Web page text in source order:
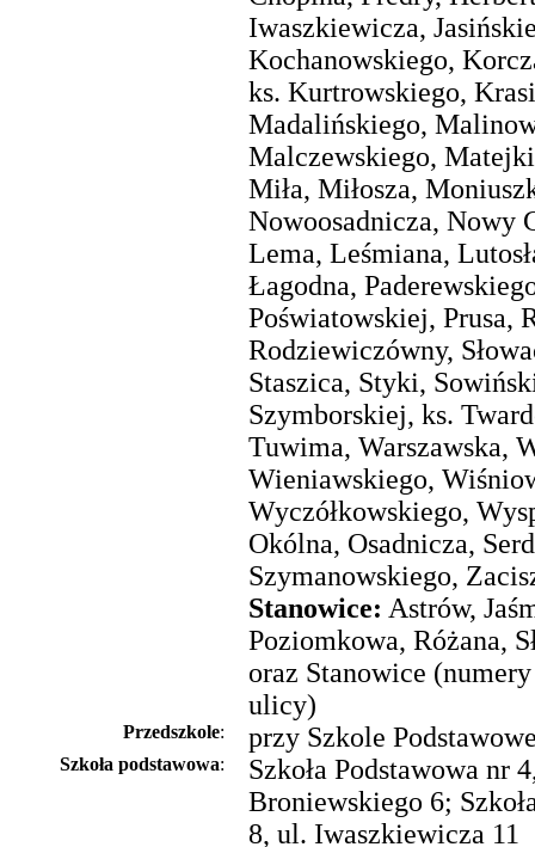
Iwaszkiewicza,
Kochanowskiego,
ks. Kurtrowskiego,
Madalińskiego,
Malczewskiego,
Miła, Miłosza,
Nowoosadnicza, Nowy
Lema, Leśmiana,
Łagodna,
Poświatowskiej, Prusa,
Rodziewiczówny,
Staszica, Styki,
Szymborskiej, ks.
Tuwima, Warszawska,
Wieniawskiego,
Wyczółkowskiego,
Okólna, Osadnicza,
Szymanowskiego,
Stanowice: Astrów,
Poziomkowa, Różana,
oraz Stanowice
ulicy)
Przedszkole: przy Szkole
Szkoła podstawowa:
Szkoła Podstawowa nr
Broniewskiego 6;
8, ul. Iwaszkiewicza 11